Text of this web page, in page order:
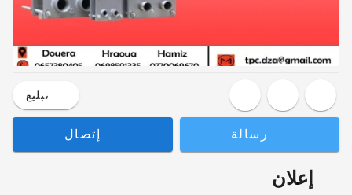
تبليع
رسالة إتصال
إعلان